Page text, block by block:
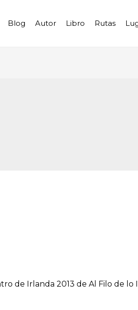
Blog Autor Libro Rutas
de Irlanda 2013 de Al Filo de lo